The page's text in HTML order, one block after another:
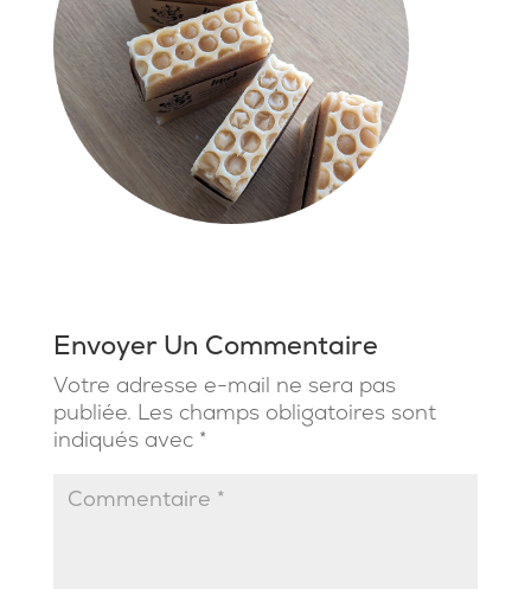
Envoyer Un Commentaire
Votre adresse e-mail ne sera pas
publiée. Les champs obligatoires sont
indiqués avec *